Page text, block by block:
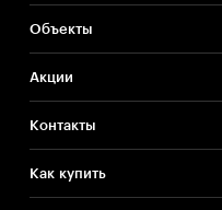
Объекты
Акции
Контакты
Как купить